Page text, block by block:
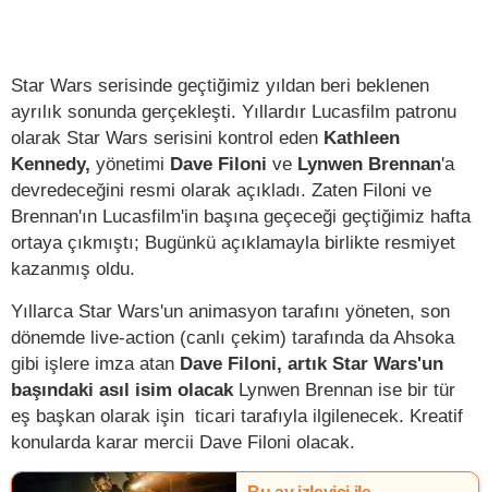
Star Wars serisinde geçtiğimiz yıldan beri beklenen
ayrılık sonunda gerçekleşti. Yıllardır Lucasfilm patronu
olarak Star Wars serisini kontrol eden Kathleen
Kennedy, yönetimi Dave Filoni ve Lynwen Brennan'a
devredeceğini resmi olarak açıkladı. Zaten Filoni ve
Brennan'ın Lucasfilm'in başına geçeceği geçtiğimiz hafta
ortaya çıkmıştı; Bugünkü açıklamayla birlikte resmiyet
kazanmış oldu.
Yıllarca Star Wars'un animasyon tarafını yöneten, son
dönemde live-action (canlı çekim) tarafında da Ahsoka
gibi işlere imza atan Dave Filoni, artık Star Wars'un
başındaki asıl isim olacak Lynwen Brennan ise bir tür
eş başkan olarak işin ticari tarafıyla ilgilenecek. Kreatif
konularda karar mercii Dave Filoni olacak.